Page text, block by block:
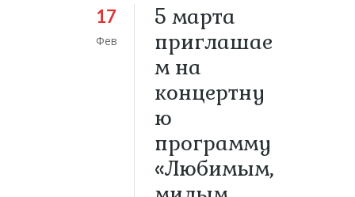
17
Фев
5 марта
приглашае
м на
концертну
ю
программу
«Любимым,